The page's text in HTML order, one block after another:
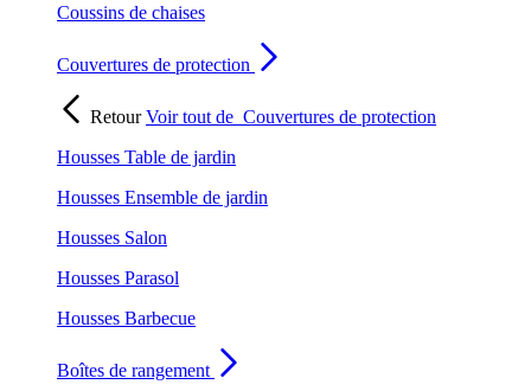
Coussins de chaises
Couvertures de protection
RetourVoir tout de Couvertures de protection
Housses Table de jardin
Housses Ensemble de jardin
Housses Salon
Housses Parasol
Housses Barbecue
Boîtes de rangement